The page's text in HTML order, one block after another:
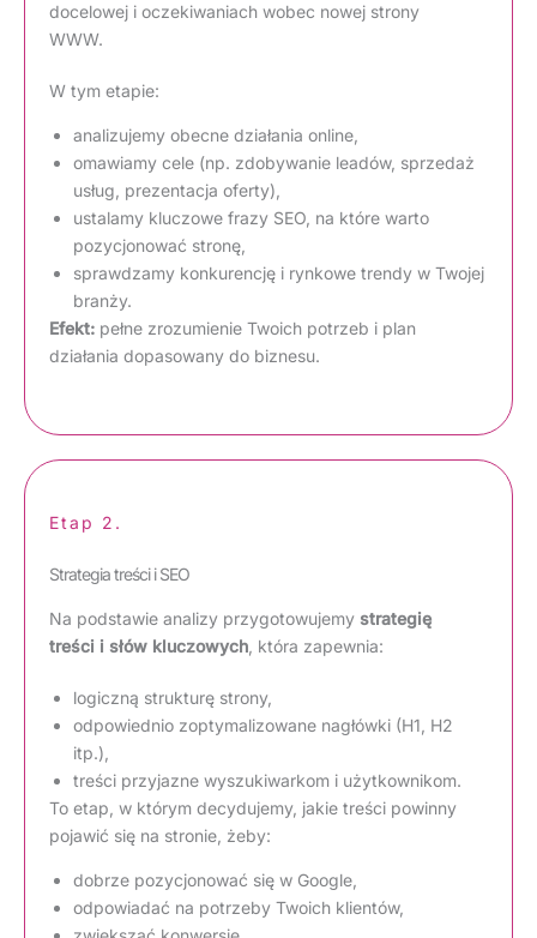
docelowej i oczekiwaniach wobec nowej strony
WWW.
W tym etapie:
analizujemy obecne działania online,
omawiamy cele (np. zdobywanie leadów, sprzedaż
usług, prezentacja oferty),
ustalamy kluczowe frazy SEO, na które warto
pozycjonować stronę,
sprawdzamy konkurencję i rynkowe trendy w Twojej
branży.
Efekt: pełne zrozumienie Twoich potrzeb i plan
działania dopasowany do biznesu.
Etap 2.
Strategia treści i SEO
Na podstawie analizy przygotowujemy strategię
treści i słów kluczowych , która zapewnia:
logiczną strukturę strony,
odpowiednio zoptymalizowane nagłówki (H1, H2
itp.),
treści przyjazne wyszukiwarkom i użytkownikom.
To etap, w którym decydujemy, jakie treści powinny
pojawić się na stronie, żeby:
dobrze pozycjonować się w Google,
odpowiadać na potrzeby Twoich klientów,